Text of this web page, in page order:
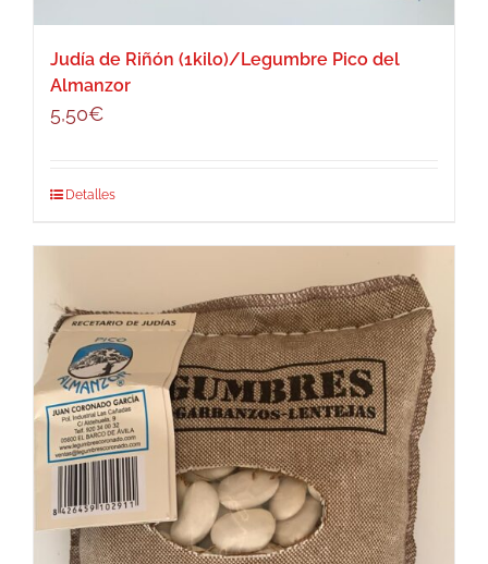
Judía de Riñón (1kilo)/Legumbre Pico del
Almanzor
5,50€
Detalles